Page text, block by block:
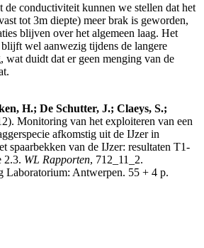
de conductiviteit kunnen we stellen dat het
tot 3m diepte) meer brak is geworden,
blijven over het algemeen laag. Het
blijft wel aanwezig tijdens de langere
wat duidt dat er geen menging van de
H.; De Schutter, J.; Claeys, S.;
Monitoring van het exploiteren van een
afkomstig uit de IJzer in
spaarbekken van de IJzer: resultaten T1-
2.3. WL Rapporten, 712_11_2.
Laboratorium: Antwerpen. 55 + 4 p.